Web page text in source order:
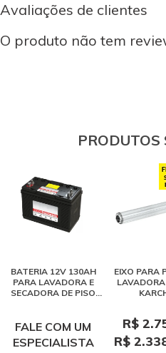
Avaliações de clientes
O produto não tem
PRODUTOS
BATERIA 12V 130AH
PARA LAVADORA E
SECADORA DE PISO
FALE COM UM
ESPECIALISTA
EIXO PARA
R$
R$